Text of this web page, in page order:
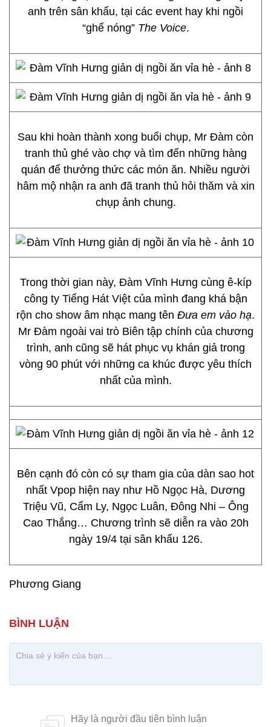
anh trên sân khấu, tại các event hay khi ngồi
“ghế nóng” The Voice.
Sau khi hoàn thành xong buổi chụp, Mr Đàm còn
tranh thủ ghé vào chợ và tìm đến những hàng
quán để thưởng thức các món ăn. Nhiều người
hâm mộ nhận ra anh đã tranh thủ hỏi thăm và xin
chụp ảnh chung.
Trong thời gian này, Đàm Vĩnh Hưng cùng ê-kíp
công ty Tiếng Hát Việt của mình đang khá bận
rộn cho show âm nhạc mang tên Đưa em vào hạ.
Mr Đàm ngoài vai trò Biên tập chính của chương
trình, anh cũng sẽ hát phục vụ khán giả trong
vòng 90 phút với những ca khúc được yêu thích
nhất của mình.
Bên cạnh đó còn có sự tham gia của dàn sao hot
nhất Vpop hiện nay như Hồ Ngọc Hà, Dương
Triệu Vũ, Cẩm Ly, Ngọc Luân, Đông Nhi – Ông
Cao Thắng… Chương trình sẽ diễn ra vào 20h
ngày 19/4 tại sân khấu 126.
Phương Giang